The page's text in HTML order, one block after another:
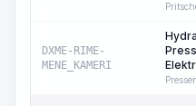
DXME-RIME-
MENE_KAMERI